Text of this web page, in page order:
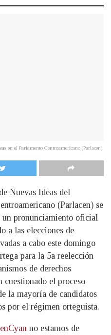
en el Parlamento Centroamericano (Parlacen).
Nuevas Ideas del
(Parlacen) se
un pronunciamiento oficial
a las elecciones de
a cabo este domingo
para la 5a reelección
de derechos
cuestionado el proceso
la mayoría de candidatos
por el régimen orteguista.
no estamos de